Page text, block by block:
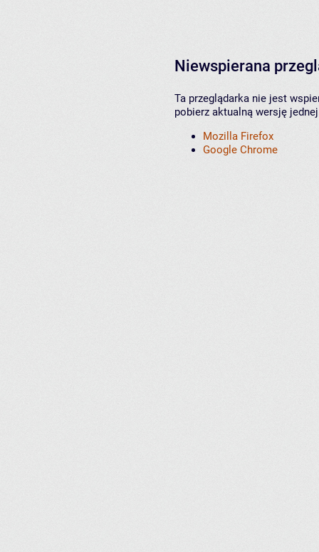
Niewspierana
Ta przeglądarka nie jest
pobierz aktualną wersję
Mozilla Firefox
Google Chrome